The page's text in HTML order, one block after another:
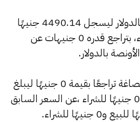
وتراجع سعر الأونصة بالدولار ليسجل 4490.14 جنيهًا
للبيع و0 جنيهًا للشراء، بتراجع قدره 0 جنيهات عن
بالدولار.
كما شهد سعر دولار الصاغة تراجعًا بقيمة 0 جنيهًا ليبلغ
54.31 جنيهًا للبيع و0 جنيهًا للشراء ،عن السعر السابق